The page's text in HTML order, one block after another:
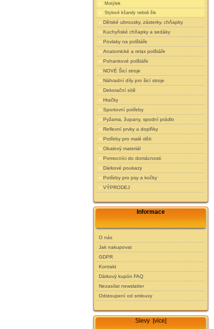
Motýlek
Stylové kšandy neboli šle
Dětské ubrousky, zásterky, chňapky
Kuchyňské chňapky a sedáky
Povlaky na polštáře
Anatomické a relax polštáře
Pohankové polštáře
NOVÉ Šicí stroje
Náhradní díly pro šicí stroje
Dekorační sítě
Hračky
Sportovní potřeby
Pyžama, župany, spodní prádlo
Reflexní prvky a doplňky
Potřeby pro malé děti
Obalový materiál
Pomocníci do domácnosti
Dárkové poukazy
Potřeby pro psy a kočky
VÝPRODEJ
Informace
O nás
Jak nakupovat
GDPR
Kontakt
Dárkový kupón FAQ
Nezasílat newslatter
Odstoupení od smlouvy
Slevy [více]